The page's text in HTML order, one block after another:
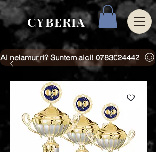
CYBERIA
Ai nelamuriri? Suntem aici! 0783024442